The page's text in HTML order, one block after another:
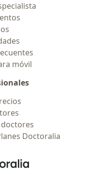
móvil
Doctoralia
- Página de inicio